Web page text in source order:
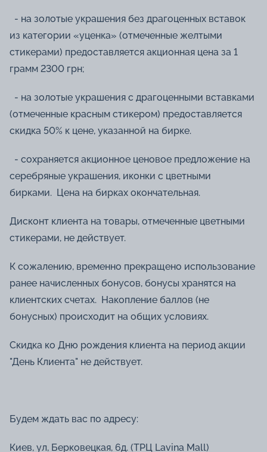
- на золотые украшения без драгоценных вставок
из категории «уценка» (отмеченные желтыми
стикерами) предоставляется акционная цена за 1
грамм 2300 грн;
- на золотые украшения с драгоценными вставками
(отмеченные красным стикером) предоставляется
скидка 50% к цене, указанной на бирке.
- сохраняется акционное ценовое предложение на
серебряные украшения, иконки с цветными
бирками. Цена на бирках окончательная.
Дисконт клиента на товары, отмеченные цветными
стикерами, не действует.
К сожалению, временно прекращено использование
ранее начисленных бонусов, бонусы хранятся на
клиентских счетах. Накопление баллов (не
бонусных) происходит на общих условиях.
Скидка ко Дню рождения клиента на период акции
"День Клиента" не действует.
Будем ждать вас по адресу:
Киев, ул, Берковецкая, 6д. (ТРЦ Lavina Mall)